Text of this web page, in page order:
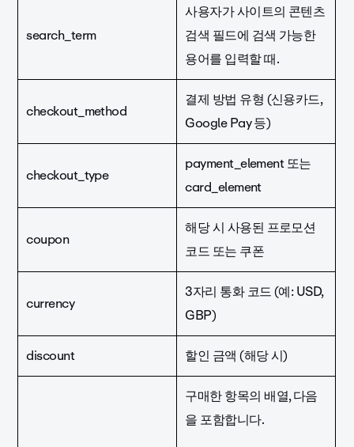
search_term
사용자가 사이트의 콘텐츠
검색 필드에 검색 가능한
용어를 입력할 때.
checkout_method
결제 방법 유형 (신용카드,
Google Pay 등)
checkout_type
payment_element 또는
card_element
coupon
해당 시 사용된 프로모션
코드 또는 쿠폰
currency
3자리 통화 코드 (예: USD,
GBP)
discount
할인 금액 (해당 시)
구매한 항목의 배열, 다음
을 포함합니다.